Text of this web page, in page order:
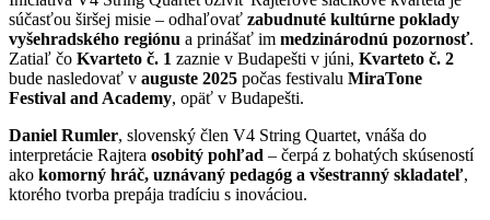
súčasťou širšej misie – odhaľovať zabudnuté kultúrne poklady
vyšehradského regiónu a prinášať im medzinárodnú pozornosť.
Zatiaľ čo Kvarteto č. 1 zaznie v Budapešti v júni, Kvarteto č. 2
bude nasledovať v auguste 2025 počas festivalu MiraTone
Festival and Academy, opäť v Budapešti.
Daniel Rumler, slovenský člen V4 String Quartet, vnáša do
interpretácie Rajtera osobitý pohľad – čerpá z bohatých skúseností
ako komorný hráč, uznávaný pedagóg a všestranný skladateľ,
ktorého tvorba prepája tradíciu s inováciou.